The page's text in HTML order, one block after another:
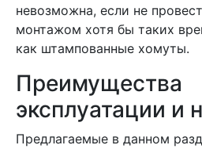
невозможна, если не
монтажом хотя бы таких
как штампованные хомуты.
Преимущества
эксплуатации и
Предлагаемые в данном